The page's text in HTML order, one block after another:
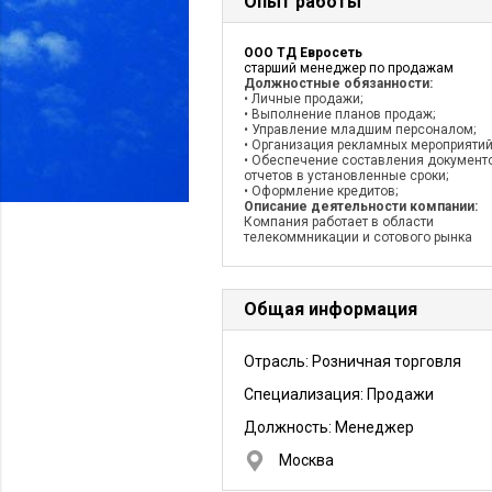
ООО ТД Евросеть
старший менеджер по продажам
Должностные обязанности:
• Личные продажи;
• Выполнение планов продаж;
• Управление младшим персоналом;
• Организация рекламных
• Обеспечение составления
отчетов в установленные сроки;
• Оформление кредитов;
Описание деятельности компании:
Компания работает в области
телекоммникации и сотового рынка
Общая информация
Отрасль: Розничная торговля
Специализация: Продажи
Должность: Менеджер
Москва